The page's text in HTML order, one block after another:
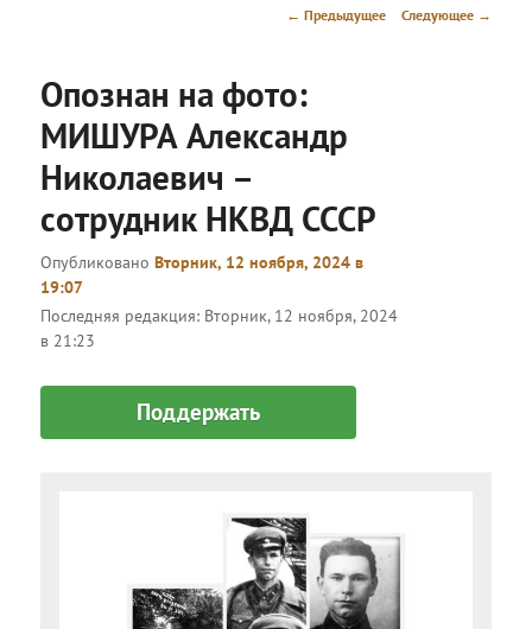
Навигация
← Предыдущее Следующее →
Опознан на фото:
МИШУРА Александр
Николаевич –
сотрудник НКВД СССР
ОпубликованоВторник, 12 ноября, 2024 в
19:07
Последняя редакция: Вторник, 12 ноября, 2024
в 21:23
Поддержать